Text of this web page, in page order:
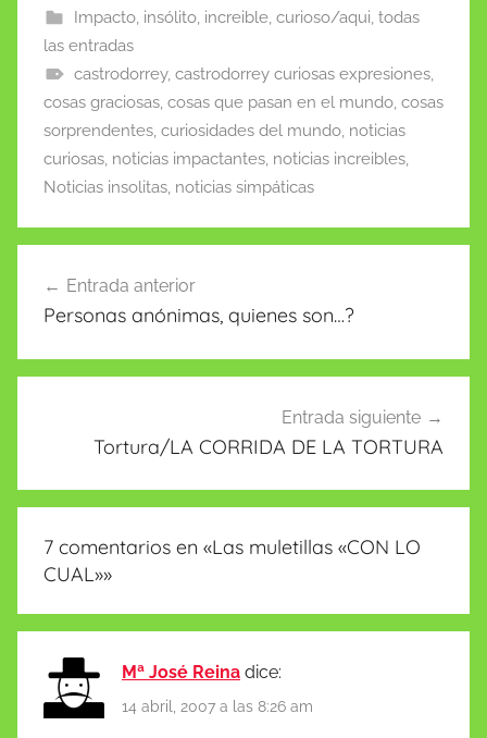
e
b
o
o
k
er l
s
p
p
e
n
z
n
W
is
h
Li
p
tir
Impacto, insólito, increible, curioso/aqui, todas
las entradas
castrodorrey, castrodorrey curiosas expresiones,
cosas graciosas, cosas que pasan en el mundo, cosas
sorprendentes, curiosidades del mundo, noticias
curiosas, noticias impactantes, noticias increibles,
Noticias insolitas, noticias simpáticas
de
Entrada anterior
Personas anónimas, quienes son…?
Entrada siguiente
Tortura/LA CORRIDA DE LA TORTURA
7 comentarios en «Las muletillas «CON LO
CUAL»»
Mª José Reina dice:
14 abril, 2007 a las 8:26 am